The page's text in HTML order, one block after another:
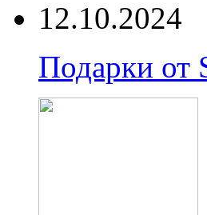
12.10.2024
Подарки от